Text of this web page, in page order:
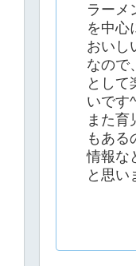
ラーメ
を中心
おいし
なので
として
いです
また育
もある
情報な
と思